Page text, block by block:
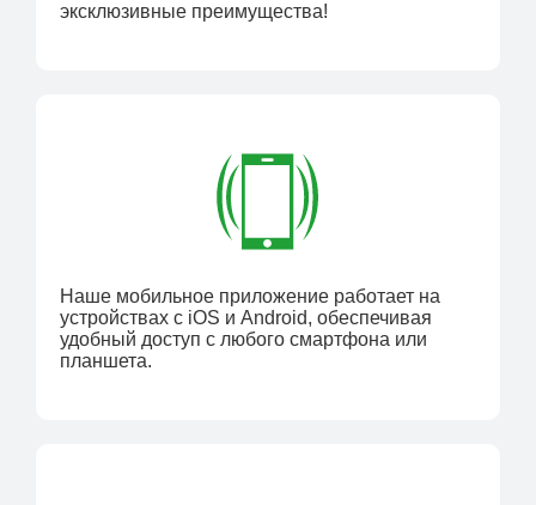
эксклюзивные преимущества!
Наше мобильное приложение работает на
устройствах с iOS и Android, обеспечивая
удобный доступ с любого смартфона или
планшета.